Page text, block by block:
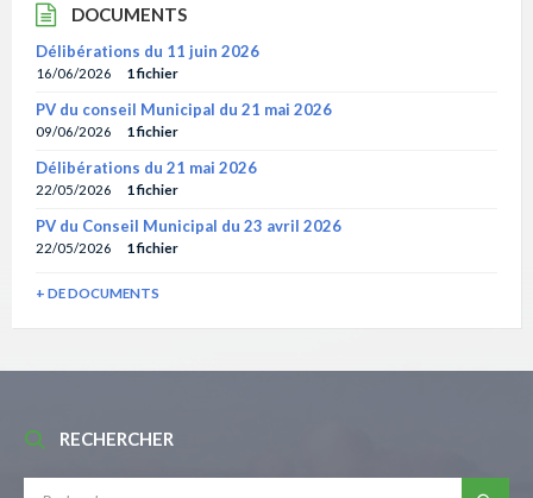
DOCUMENTS
Délibérations du 11 juin 2026
16/06/2026 1 fichier
PV du conseil Municipal du 21 mai 2026
09/06/2026 1 fichier
Délibérations du 21 mai 2026
22/05/2026 1 fichier
PV du Conseil Municipal du 23 avril 2026
22/05/2026 1 fichier
+ DE DOCUMENTS
RECHERCHER